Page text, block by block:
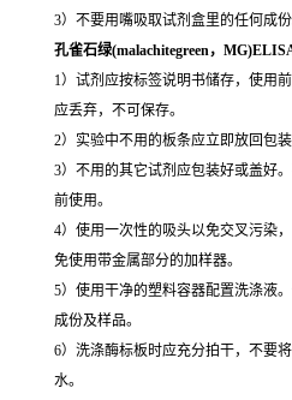
3）不要用嘴吸取试剂盒里的任何成份
孔雀石绿(malachitegreen，
1）试剂应按标签说明书储存，使用
应丢弃，不可保存。
2）实验中不用的板条应立即放回包
3）不用的其它试剂应包装好或盖好
前使用。
4）使用一次性的吸头以免交叉污染
免使用带金属部分的加样器。
5）使用干净的塑料容器配置洗涤液
成份及样品。
6）洗涤酶标板时应充分拍干，不要
水。